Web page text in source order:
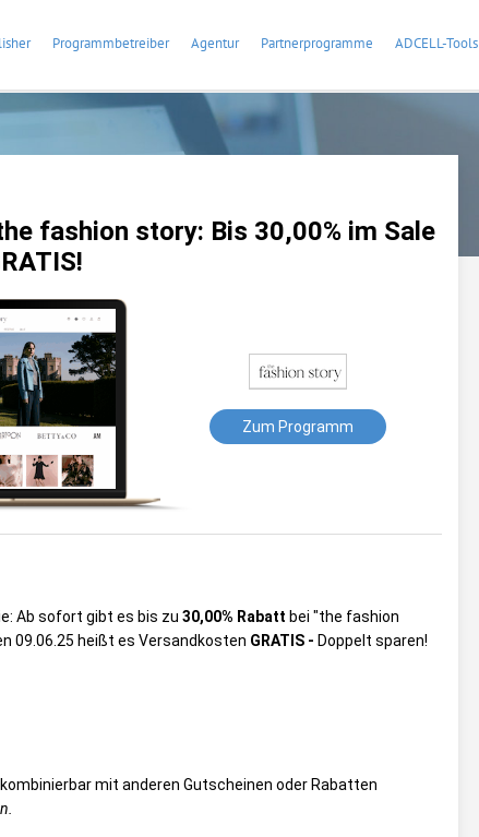
Programmbetreiber Agentur Partnerprogramme ADCELL-Tools
fashion story: Bis 30,00% im Sale
Zum Programm
Ab sofort gibt es bis zu 30,00% Rabatt bei "the fashion
09.06.25 heißt es Versandkosten GRATIS - Doppelt sparen!
mit anderen Gutscheinen oder Rabatten